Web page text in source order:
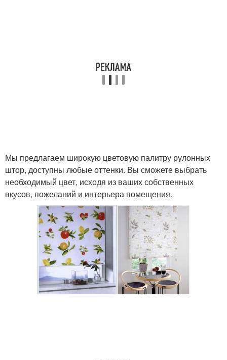
Мы предлагаем широкую цветовую палитру рулонных
штор, доступны любые оттенки. Вы сможете выбрать
необходимый цвет, исходя из ваших собственных
вкусов, пожеланий и интерьера помещения.